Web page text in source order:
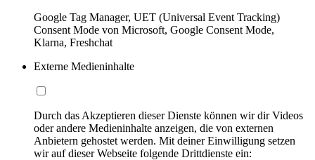
Google Tag Manager, UET (Universal Event Tracking)
Consent Mode von Microsoft, Google Consent Mode,
Klarna, Freshchat
Externe Medieninhalte
Durch das Akzeptieren dieser Dienste können wir dir Videos
oder andere Medieninhalte anzeigen, die von externen
Anbietern gehostet werden. Mit deiner Einwilligung setzen
wir auf dieser Webseite folgende Drittdienste ein: